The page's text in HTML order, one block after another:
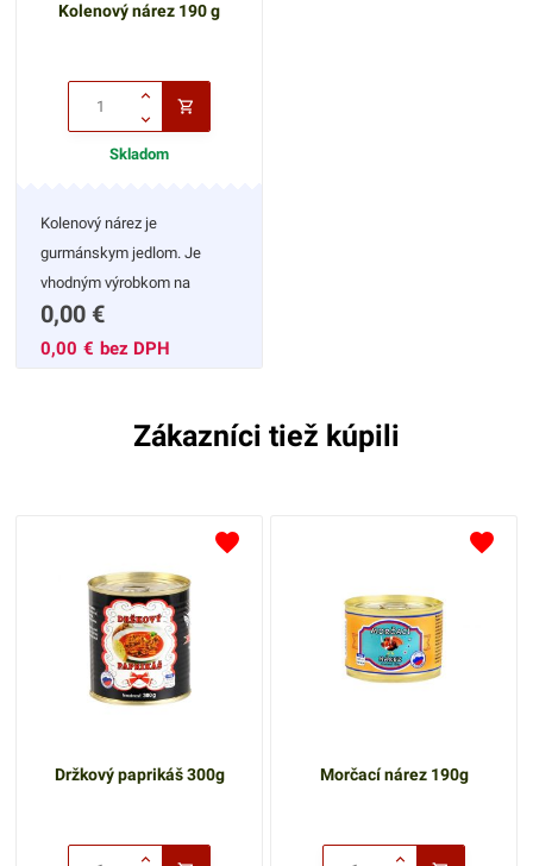
Kolenový nárez 190 g
Skladom
Kolenový nárez je
gurmánskym jedlom. Je
vhodným výrobkom na
každodennú konzumáciu s
čerstvou zeleninou.
0,00 €
0,00 € bez DPH
Zákazníci tiež kúpili
Držkový paprikáš 300g Morčací nárez 190g